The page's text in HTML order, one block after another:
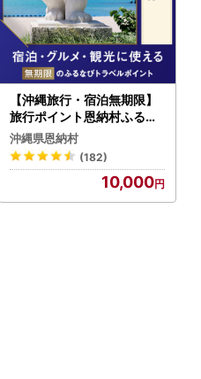
【沖縄旅行・宿泊無期限】
旅行ポイント恩納村ふるな
びトラベルポイント
沖縄県恩納村
(182)
10,000